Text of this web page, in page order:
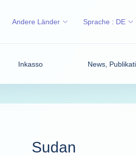
Inkasso News,
Andere Länder Sprache : DE
Sudan